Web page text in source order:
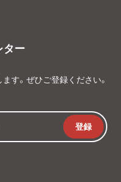
ター
す。ぜひご登録ください。
登録